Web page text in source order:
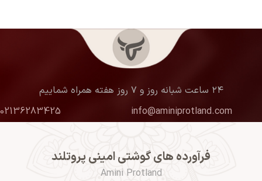
۲۴ ساعت شبانه روز و ۷ روز هفته همراه شماییم
info@aminiprotland.com
02136283425
فرآورده های گوشتی امینی پروتلند
Amini Protland